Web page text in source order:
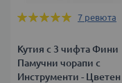
Оценка:
7 ревюта
Кутия с 3 чифта Фини
Памучни чорапи с
Инструменти - Цветен